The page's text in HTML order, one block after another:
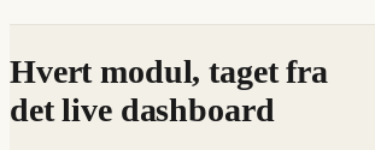
Hvert modul, taget fra
det live dashboard